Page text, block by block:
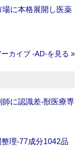
に本格展開し医薬
カイブ ‐AD‐を見る »
に認識差‐獣医療専
理‐77成分1042品